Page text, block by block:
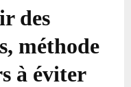
des
méthode
à éviter